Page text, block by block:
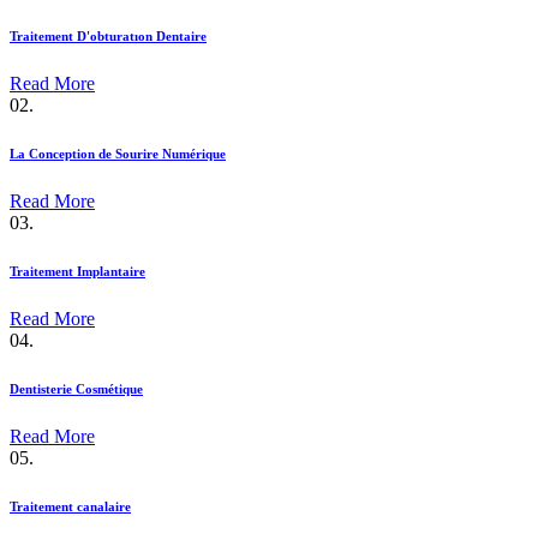
Traitement D'obturatıon Dentaire
Read More
02.
La Conception de Sourire Numérique
Read More
03.
Traitement Implantaire
Read More
04.
Dentisterie Cosmétique
Read More
05.
Traitement canalaire